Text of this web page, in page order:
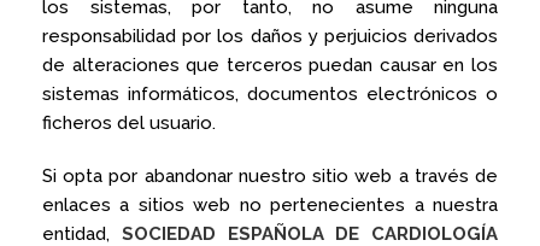
los sistemas, por tanto, no asume ninguna
responsabilidad por los daños y perjuicios derivados
de alteraciones que terceros puedan causar en los
sistemas informáticos, documentos electrónicos o
ficheros del usuario.
Si opta por abandonar nuestro sitio web a través de
enlaces a sitios web no pertenecientes a nuestra
entidad, SOCIEDAD ESPAÑOLA DE CARDIOLOGÍA